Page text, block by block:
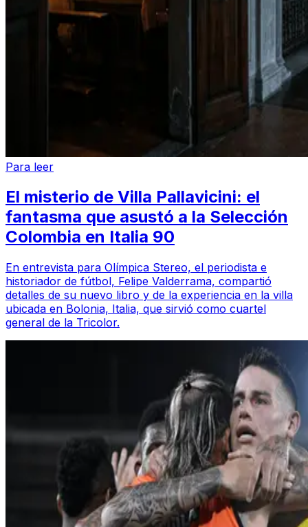
Para leer
El misterio de Villa Pallavicini: el
fantasma que asustó a la Selección
Colombia en Italia 90
En entrevista para Olímpica Stereo, el periodista e
historiador de fútbol, Felipe Valderrama, compartió
detalles de su nuevo libro y de la experiencia en la villa
ubicada en Bolonia, Italia, que sirvió como cuartel
general de la Tricolor.